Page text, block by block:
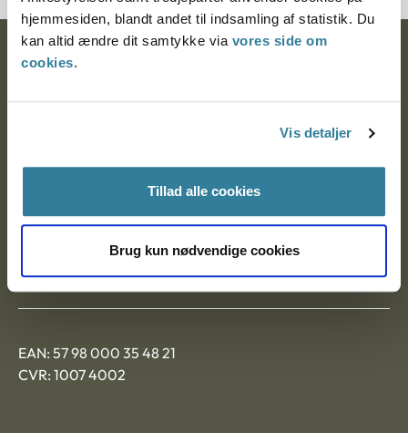
hjemmesiden, blandt andet til indsamling af statistik. Du
kan altid ændre dit samtykke via vores side om
cookies.
Vis detaljer
Tillad alle cookies
Brug kun nødvendige cookies
Ankestyrelsen
Postadresse:
Ankestyrelsen Aalborg
Ankestyrelsen København
EAN: 57 98 000 35 48 21
CVR: 1007 4002